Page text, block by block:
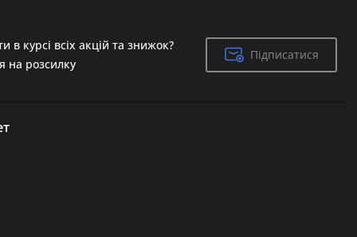
в курсі всіх акцій та знижок?
на розсилку
Підписатися
Підписатися